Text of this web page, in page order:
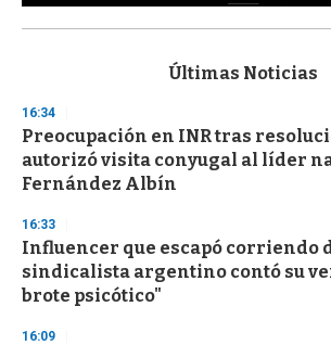
s
d
s
o
f
3
s
e
c
o
n
Últimas Noticias
16:34
Preocupación en INR tras
autorizó visita conyugal al líder
Fernández Albín
16:33
Influencer que escapó corriendo
sindicalista argentino contó su
brote psicótico"
16:09